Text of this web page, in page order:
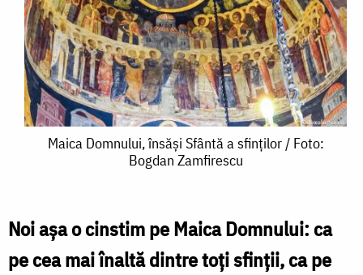
Maica
Sfântă
a
Maica Domnului, însăși Sfântă a sfinților / Foto:
Bogdan Zamfirescu
Noi așa o cinstim pe Maica Domnului: ca
pe cea mai înaltă dintre toți sfinții, ca pe